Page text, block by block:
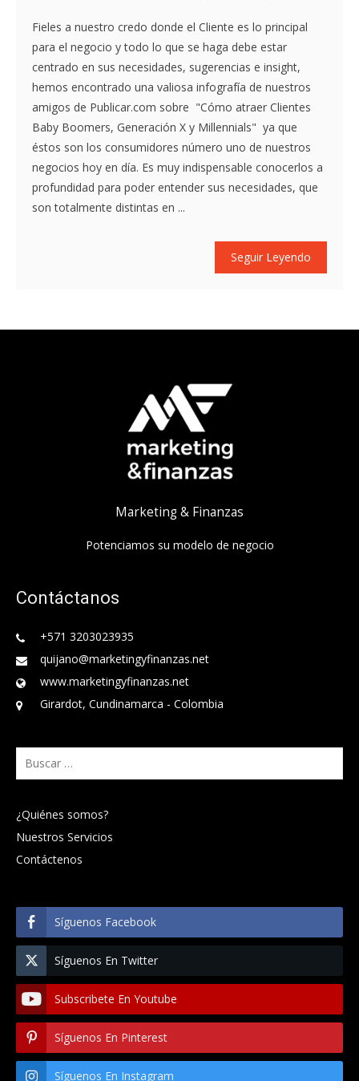
Fieles a nuestro credo donde el Cliente es lo principal
para el negocio y todo lo que se haga debe estar
centrado en sus necesidades, sugerencias e insight,
hemos encontrado una valiosa infografía de nuestros
amigos de Publicar.com sobre "Cómo atraer Clientes
Baby Boomers, Generación X y Millennials" ya que
éstos son los consumidores número uno de nuestros
negocios hoy en día. Es muy indispensable conocerlos a
profundidad para poder entender sus necesidades, que
son totalmente distintas en ...
Seguir Leyendo
Marketing & Finanzas
Potenciamos su modelo de negocio
Contáctanos
+571 3203023935
quijano@marketingyfinanzas.net
www.marketingyfinanzas.net
Girardot, Cundinamarca - Colombia
Buscar:
¿Quiénes somos?
Nuestros Servicios
Contáctenos
Síguenos Facebook
Síguenos En Twitter
Subscribete En Youtube
Síguenos En Pinterest
Síguenos En Instagram